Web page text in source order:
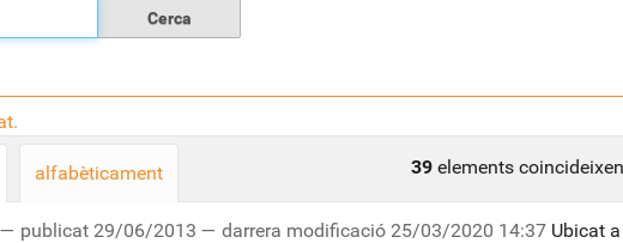
39 elements
alfabèticament
— publicat 29/06/2013 — darrera modificació 25/03/2020 14:37 Ubicat a